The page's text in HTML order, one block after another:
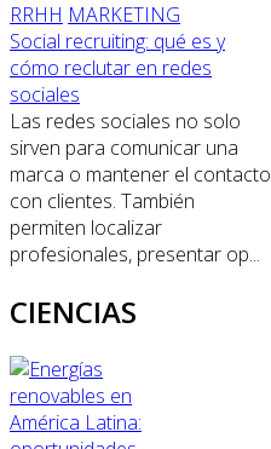
RRHH MARKETING
Social recruiting: qué es y
cómo reclutar en redes
sociales
Las redes sociales no solo
sirven para comunicar una
marca o mantener el contacto
con clientes. También
permiten localizar
profesionales, presentar op...
CIENCIAS